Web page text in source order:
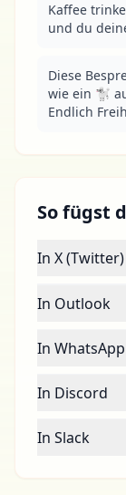
Kaffee
und du
Diese
wie ein 🐩
Endlich
So fügst
In X (Twitter)
In Outlook
In WhatsApp
In Discord
In Slack